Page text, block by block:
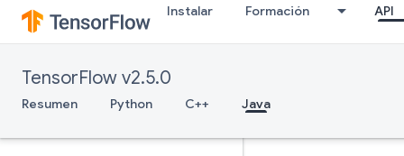
Instalar Formación API
TensorFlow v2.5.0
Resumen Python C++ Java
RiscRandomUniform
RiscReal
RiscRem
RiscReshape
RiscScatter